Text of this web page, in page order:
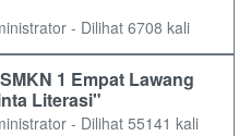
- Dilihat 6708 kali
1 Empat Lawang
Literasi"
- Dilihat 55141 kali